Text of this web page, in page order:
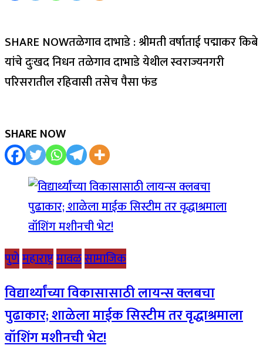
SHARE NOWतळेगाव दाभाडे : श्रीमती वर्षाताई पद्माकर किबे
यांचे दुःखद निधन तळेगाव दाभाडे येथील स्वराज्यनगरी
परिसरातील रहिवासी तसेच पैसा फंड
SHARE NOW
पुणेमहाराष्ट्रमावळसामाजिक
विद्यार्थ्यांच्या विकासासाठी लायन्स क्लबचा
पुढाकार; शाळेला माईक सिस्टीम तर वृद्धाश्रमाला
वॉशिंग मशीनची भेट!